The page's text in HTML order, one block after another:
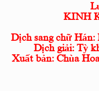
KINH
Dịch sang chữ
Dịch giải: Tỳ
Xuất bản: Chùa